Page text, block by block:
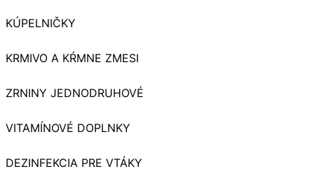
KÚPELNIČKY
KRMIVO A KŔMNE ZMESI
ZRNINY JEDNODRUHOVÉ
VITAMÍNOVÉ DOPLNKY
DEZINFEKCIA PRE VTÁKY